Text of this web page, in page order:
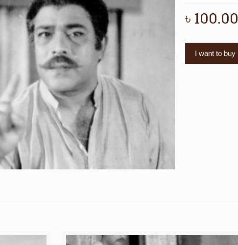
৳ 100.00
I want to buy